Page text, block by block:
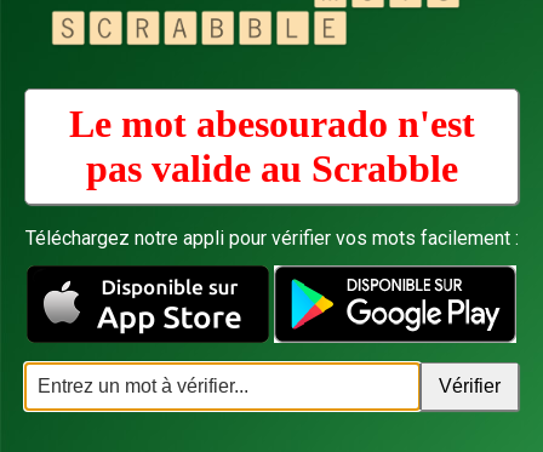
Le mot abesourado n'est
pas valide au Scrabble
Téléchargez notre appli pour vérifier vos mots facilement :